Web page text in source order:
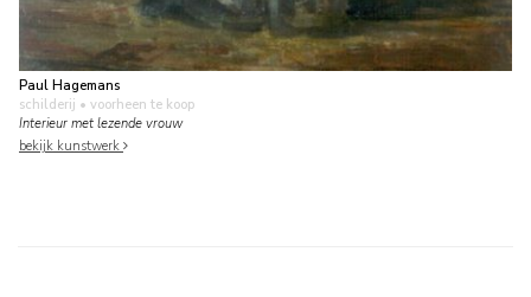
Paul Hagemans
schilderij • voorheen te koop
Interieur met lezende vrouw
bekijk kunstwerk